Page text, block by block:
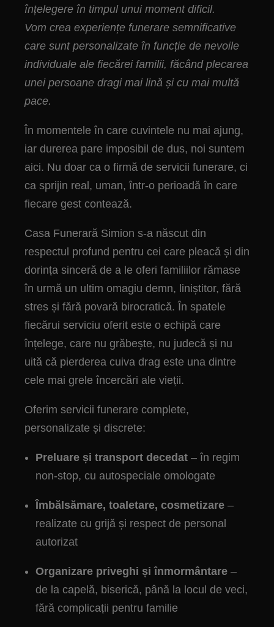
înțelegere în timpul unui moment dificil.
Vom crea experiențe funerare semnificative
care sunt personalizate în funcție de nevoile
individuale ale fiecărei familii, făcând plecarea
unei persoane dragi mai lină și cu mai multă
pace.
În momentele în care cuvintele nu mai ajung,
iar durerea pare imposibil de dus, noi suntem
aici. Nu doar ca o firmă de servicii funerare, ci
ca sprijin real, uman, într-o perioadă în care
fiecare gest contează.
Casa Funerară Simion s-a născut din
respectul profund pentru cei care pleacă și din
dorința sinceră de a le oferi familiilor rămase
în urmă un ultim omagiu demn, liniștitor, fără
stres și fără povară birocratică. În spatele
fiecărui serviciu oferit este o echipă care
înțelege, care nu grăbește, nu judecă și nu
uită că pierderea cuiva drag este una dintre
cele mai grele încercări ale vieții.
Oferim servicii funerare complete,
personalizate și discrete:
Preluare și transport decedat – în regim
non-stop, cu autospeciale omologate
Îmbălsămare, toaletare, cosmetizare –
realizate cu grijă și respect de personal
autorizat
Organizare priveghi și înmormântare –
de la capelă, biserică, până la locul de veci,
fără complicații pentru familie